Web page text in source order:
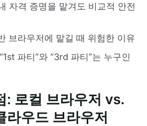
자격 증명을 맡겨도 비교적 안전
브라우저에 맡길 때 위험한 이유
파티”와 “3rd 파티”는 누구인
: 로컬 브라우저 vs.
라우드 브라우저